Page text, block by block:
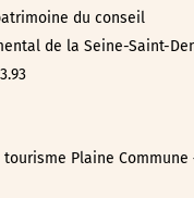
du conseil
de la Seine-Saint-
Plaine Commune